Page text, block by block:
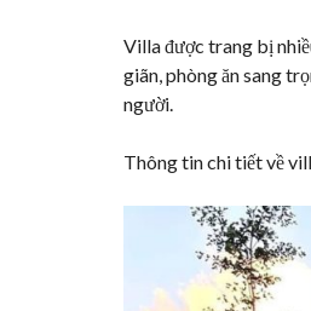
Villa được trang bị
giãn, phòng ăn sang
người.
Thông tin chi tiết về